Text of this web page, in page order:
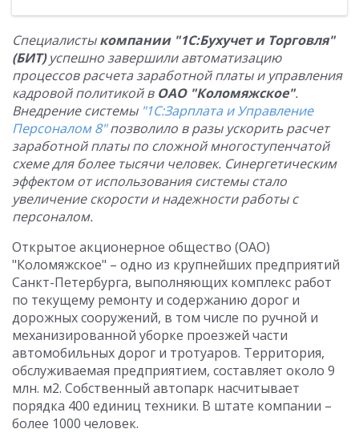
Специалистыкомпании "1С:Бухучет и Торговля"
(БИТ)успешно завершили автоматизацию
процессов расчета заработной платы и управления
кадровой политикой в ОАО "Коломяжское".
Внедрение системы "1С:Зарплата и Управление
Персоналом 8"позволило в разы ускорить расчет
заработной платы по сложной многоступенчатой
схеме для более тысячи человек. Синергетическим
эффектом от использования системы стало
увеличение скорости и надежности работы с
персоналом.
Открытое акционерное общество (ОАО)
"Коломяжское" – одно из крупнейших предприятий
Санкт-Петербурга, выполняющих комплекс работ
по текущему ремонту и содержанию дорог и
дорожных сооружений, в том числе по ручной и
механизированной уборке проезжей части
автомобильных дорог и тротуаров. Территория,
обслуживаемая предприятием, составляет около 9
млн. м2. Собственный автопарк насчитывает
порядка 400 единиц техники. В штате компании –
более 1000 человек.